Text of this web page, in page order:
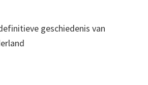
geschiedenis van